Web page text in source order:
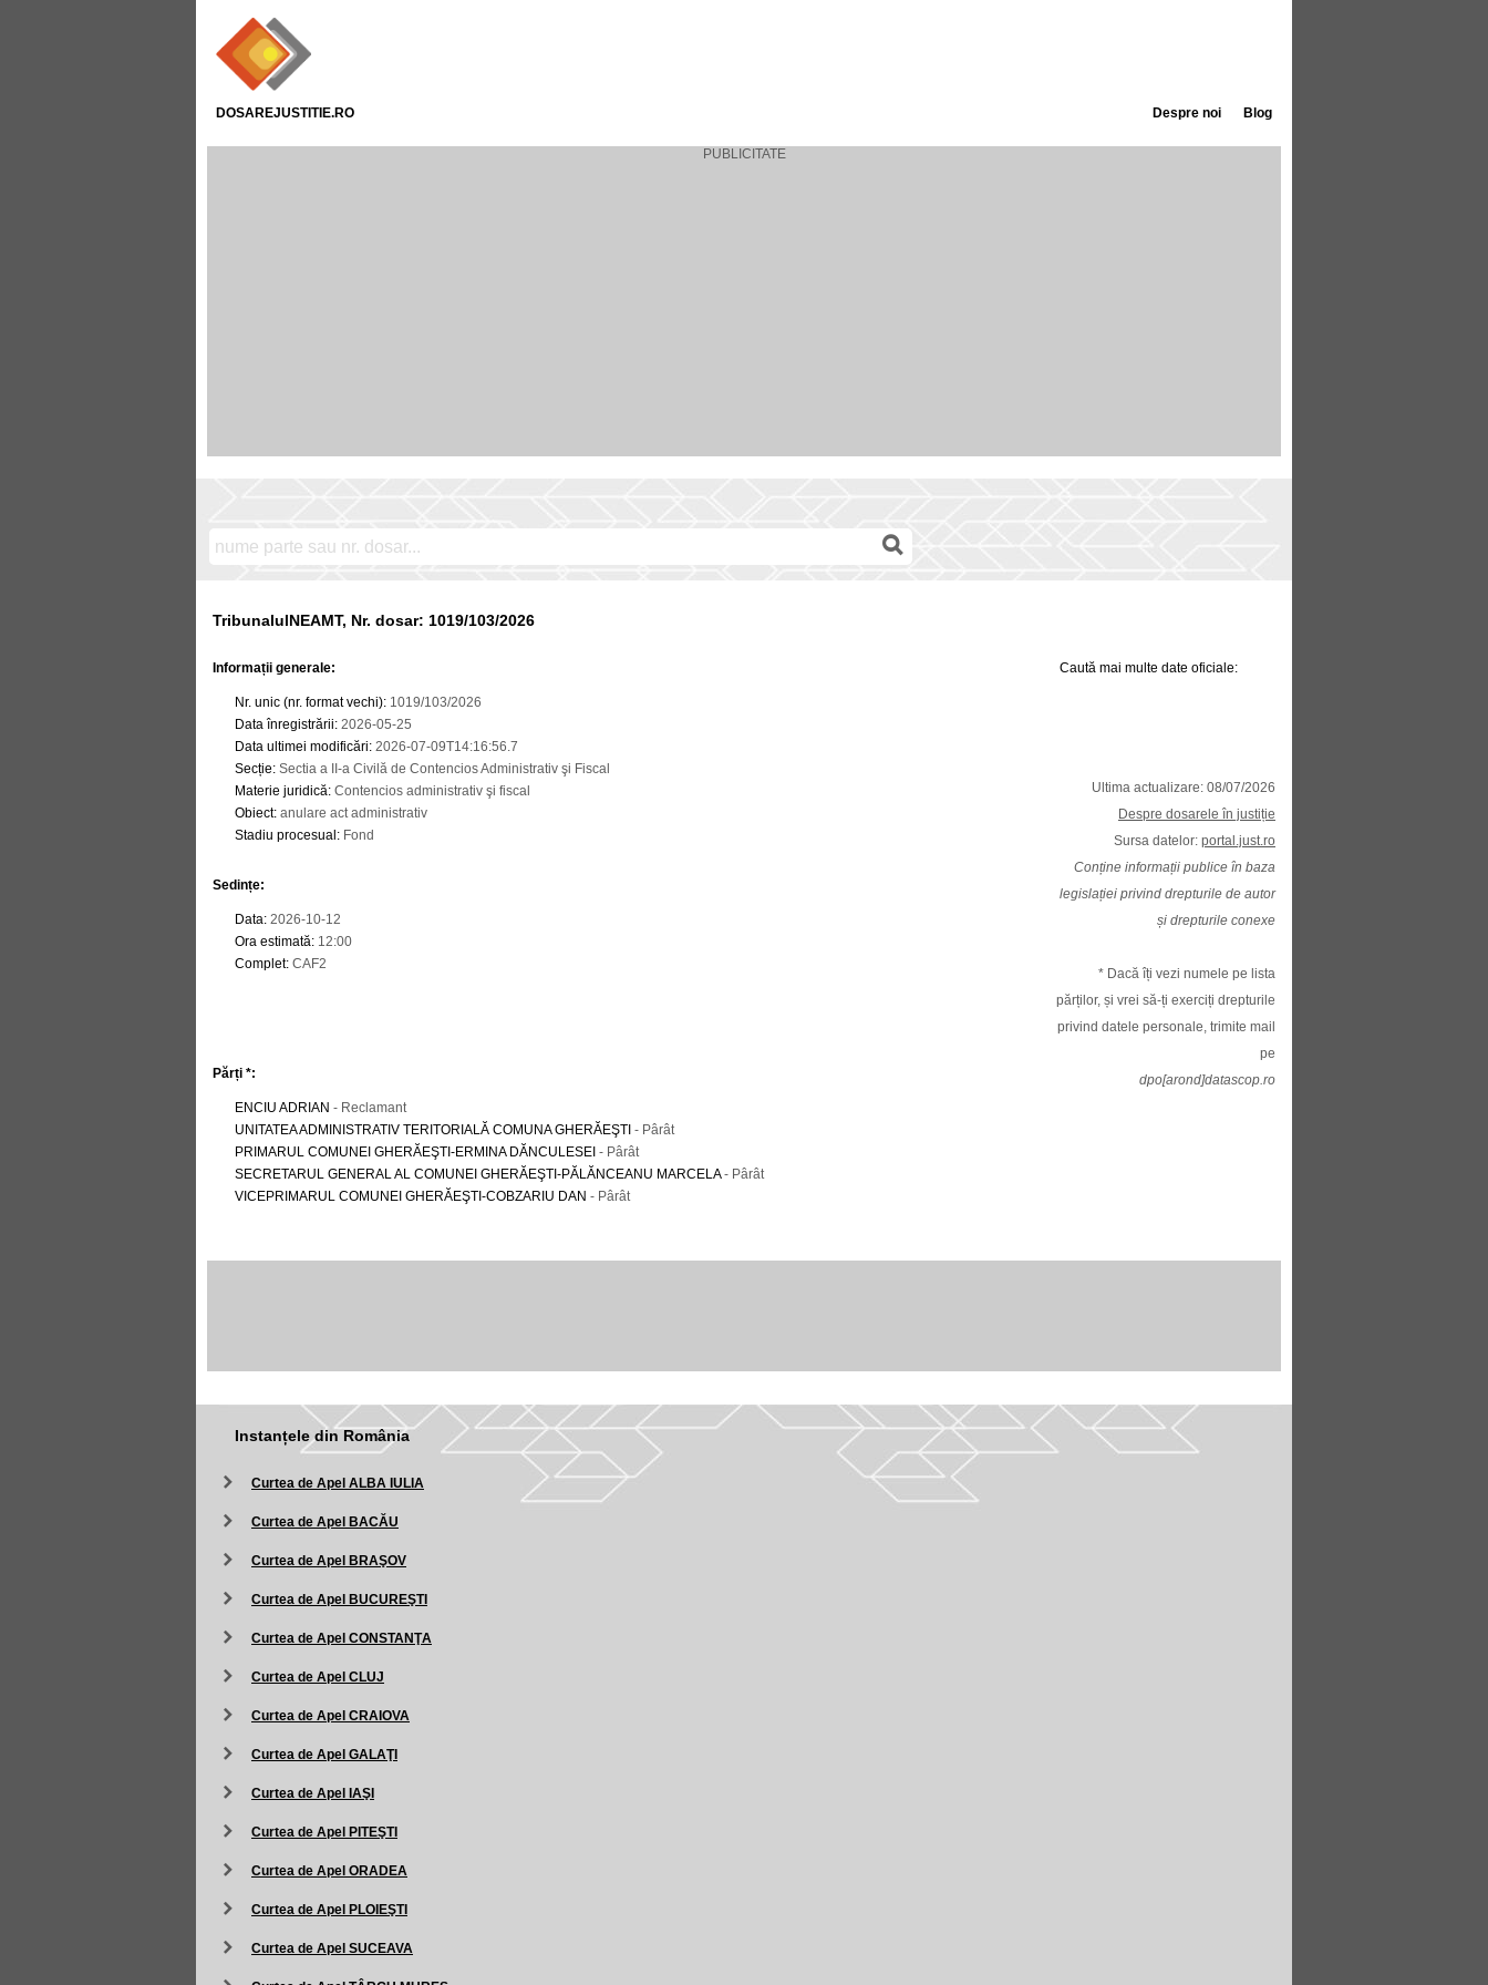
DOSAREJUSTITIE.RO Blog
Despre noi
TribunalulNEAMT, Nr. dosar: 1019/103/2026
Informații generale:
Nr. unic (nr. format vechi): 1019/103/2026
Data înregistrării: 2026-05-25
Data ultimei modificări: 2026-07-09T14:16:56.7
Secție: Sectia a II-a Civilă de Contencios Administrativ şi Fiscal
Materie juridică: Contencios administrativ şi fiscal
Obiect: anulare act administrativ
Stadiu procesual : Fond
Sedințe:
Data: 2026-10-12
Ora estimată: 12:00
Complet: CAF2
Părți *:
ENCIU ADRIAN - Reclamant
UNITATEA ADMINISTRATIV TERITORIALĂ COMUNA GHERĂEŞTI - Pârât
PRIMARUL COMUNEI GHERĂEŞTI-ERMINA DĂNCULESEI - Pârât
SECRETARUL GENERAL AL COMUNEI GHERĂEŞTI-PĂLĂNCEANU MARCELA- Pârât
VICEPRIMARUL COMUNEI GHERĂEŞTI-COBZARIU DAN - Pârât
Caută mai multe date oficiale:
Ultima actualizare: 08/07/2026
Despre dosarele în justiție
Sursa datelor: portal.just.ro
Conține informații publice în baza
legislației privind drepturile de autor
și drepturile conexe
* Dacă îți vezi numele pe lista
părților, și vrei să-ți exerciți drepturile
privind datele personale, trimite mail
pe
dpo[arond]datascop.ro
Instanțele din România
Curtea de Apel ALBA IULIA
Curtea de Apel BACĂU
Curtea de Apel BRAŞOV
Curtea de Apel BUCUREŞTI
Curtea de Apel CONSTANŢA
Curtea de Apel CLUJ
Curtea de Apel CRAIOVA
Curtea de Apel GALAŢI
Curtea de Apel IAŞI
Curtea de Apel PITEŞTI
Curtea de Apel ORADEA
Curtea de Apel PLOIEŞTI
Curtea de Apel SUCEAVA